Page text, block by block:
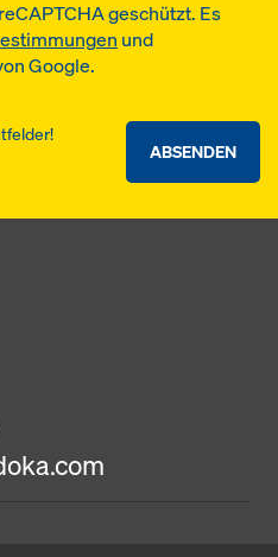
geschützt. Es
und
Google.
ABSENDEN